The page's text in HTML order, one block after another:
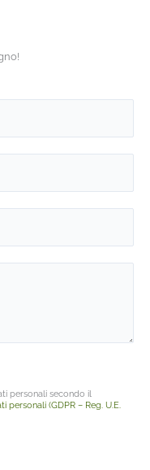
personali secondo il
(GDPR – Reg. U.E.